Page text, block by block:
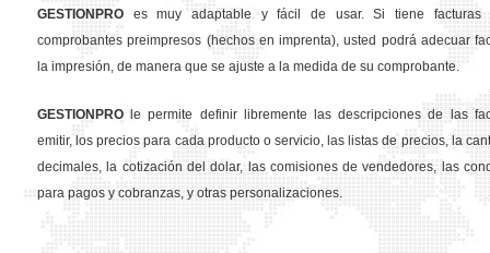
GESTION PRO es muy adaptable y fácil de usar. Si tiene facturas
comprobantes preimpresos (hechos en imprenta), usted podrá adecuar
la impresión, de manera que se ajuste a la medida de su comprobante.
GESTION PRO le permite definir libremente las descripciones de las
emitir, los precios para cada producto o servicio, las listas de precios, la
decimales, la cotización del dolar, las comisiones de vendedores, las
para pagos y cobranzas, y otras personalizaciones.